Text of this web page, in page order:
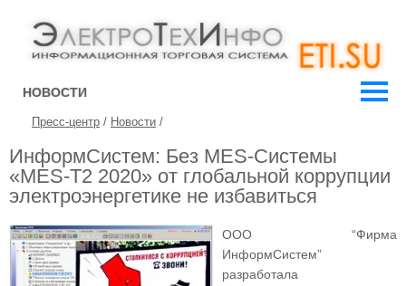
НОВОСТИ
Пресс-центр / Новости /
ИнформСистем: Без MES-Системы
«MES-T2 2020» от глобальной коррупции
электроэнергетике не избавиться
ООО “Фирма
ИнформСистем”
разработала